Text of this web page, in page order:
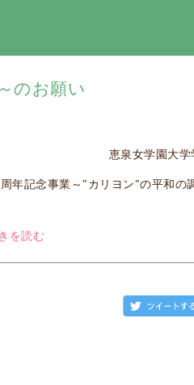
のお願い
恵泉女学園大
記念事業～"カリヨン"の平和の
を読む